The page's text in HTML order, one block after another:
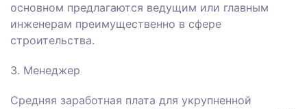
основном предлагаются ведущим или главным
инженерам преимущественно в сфере
строительства.
3. Менеджер
Средняя заработная плата для укрупненной